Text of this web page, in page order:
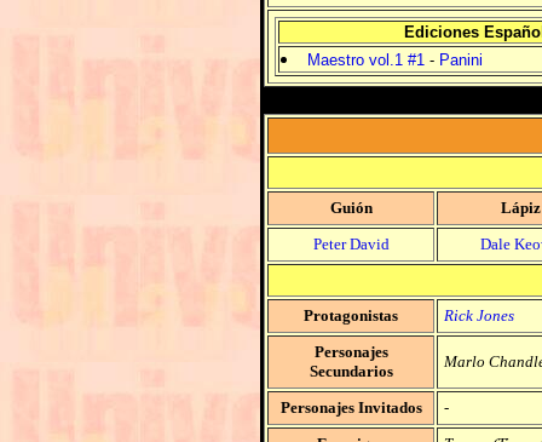
Ediciones
Maestro vol.1 #1 - Panini
Guión
Lápiz
Peter David
Dale
Protagonistas
Rick Jones
Personajes
Secundarios
Marlo
Personajes Invitados
-